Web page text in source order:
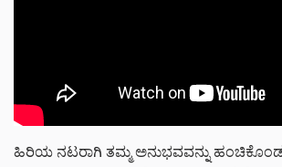
ಹಿರಿಯ ನಟರಾಗಿ ತಮ್ಮ ಅನುಭವವನ್ನು